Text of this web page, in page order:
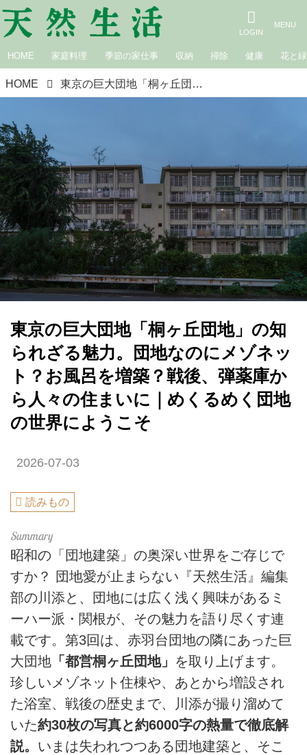
HOME 家庭料理 季節の家仕事 収納 掃除 健康 花と緑
HOME 東京の巨大団地「桐ヶ丘団地」の知られざる魅力。団地なのにメゾネット？お風呂を増築？戦後、弾薬庫から人々の住まいに｜めくるめく団地の世界にようこそ
東京の巨大団地「桐ヶ丘団地」の知
られざる魅力。団地なのにメゾネッ
ト？お風呂を増築？戦後、弾薬庫か
ら人々の住まいに｜めくるめく団地
の世界にようこそ
2026-07-03
読みもの
昭和の「団地建築」の奥深い世界をご存じで
すか？ 団地愛が止まらない『天然生活』編集
部の川添と、団地には広く浅く興味があるミ
ーハー派・関根が、その魅力を語り尽くす連
載です。第3回は、赤羽台団地の隣にあった巨
大団地 「都営桐ヶ丘団地」 を取り上げます。
珍しいメゾネット住棟や、あとから増設され
た浴室、戦後の歴史まで、川添が撮り溜めて
いた約30枚の写真と約6000字の熱量で徹底解
説。 いまは失われつつある団地建築と、そこ